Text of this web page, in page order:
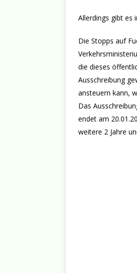
Allerdings gibt es
Die Stopps auf
die dieses
Ausschreibung
ansteuern kann,
Das
endet am
weitere 2 Jahre